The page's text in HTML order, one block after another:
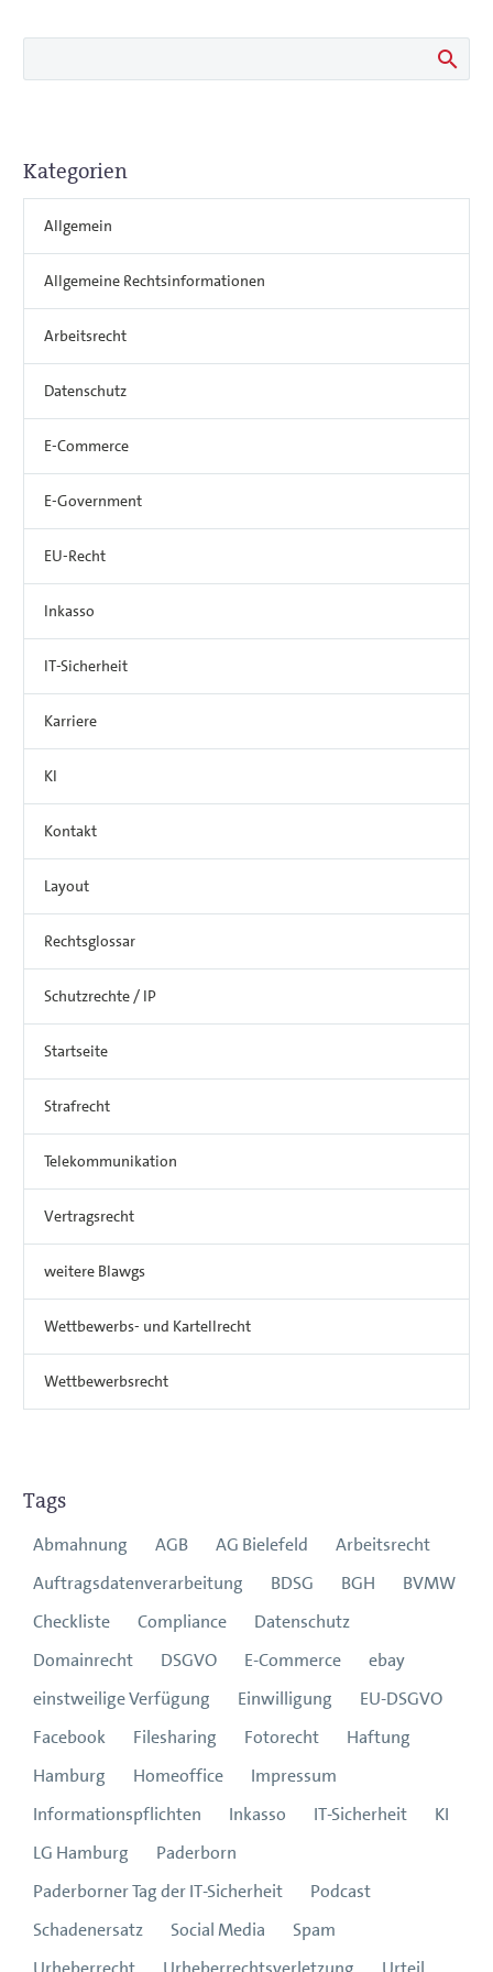
Kategorien
Allgemein
Allgemeine Rechtsinformationen
Arbeitsrecht
Datenschutz
E-Commerce
E-Government
EU-Recht
Inkasso
IT-Sicherheit
Karriere
KI
Kontakt
Layout
Rechtsglossar
Schutzrechte / IP
Startseite
Strafrecht
Telekommunikation
Vertragsrecht
weitere Blawgs
Wettbewerbs- und Kartellrecht
Wettbewerbsrecht
Tags
Abmahnung AGB AG Bielefeld
Arbeitsrecht
Auftragsdatenverarbeitung
BDSG BGH
BVMW
Checkliste
Compliance
Datenschutz
Domainrecht
DSGVO E-Commerce
ebay
einstweilige Verfügung
Einwilligung
EU-DSGVO
Facebook
Filesharing Fotorecht
Haftung
Hamburg
Homeoffice
Impressum
Informationspflichten
Inkasso IT-Sicherheit
KI
LG Hamburg
Paderborn
Paderborner Tag der IT-Sicherheit
Podcast
Schadenersatz
Social Media
Spam